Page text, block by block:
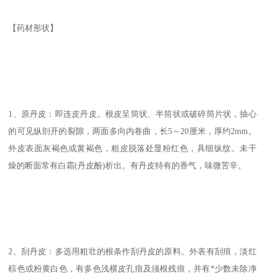
【药材形状】
1、原丹皮：即连皮丹皮。根皮呈筒状、半筒状或破碎筒片状，抽心
的可见纵剖开的裂隙，两面多向内卷曲，长5～20厘米，厚约2mm。
外皮表面灰褐色或黄褐色，粗皮脱落处显粉红色，具细纵纹。未干
燥的断面常有白霜(丹皮酚)析出。有丹皮特有的香气，味微苦辛。
2、刮丹皮：多选用粗壮的根条作刮丹皮的原料。外表有刮痕，淡红
棕色或粉黄白色，有多色浅横皮孔痕及须根残痕，并有*少数未除净